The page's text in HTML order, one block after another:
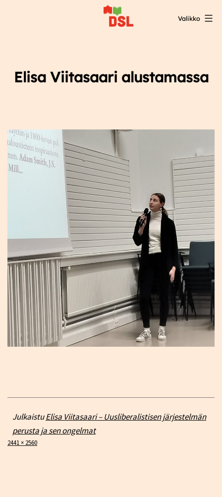
Valikko
Elisa Viitasaari alustamassa
JulkaistuElisa Viitasaari – Uusliberalistisen järjestelmän
perusta ja sen ongelmat
Täysikokoinen
2441 × 2560